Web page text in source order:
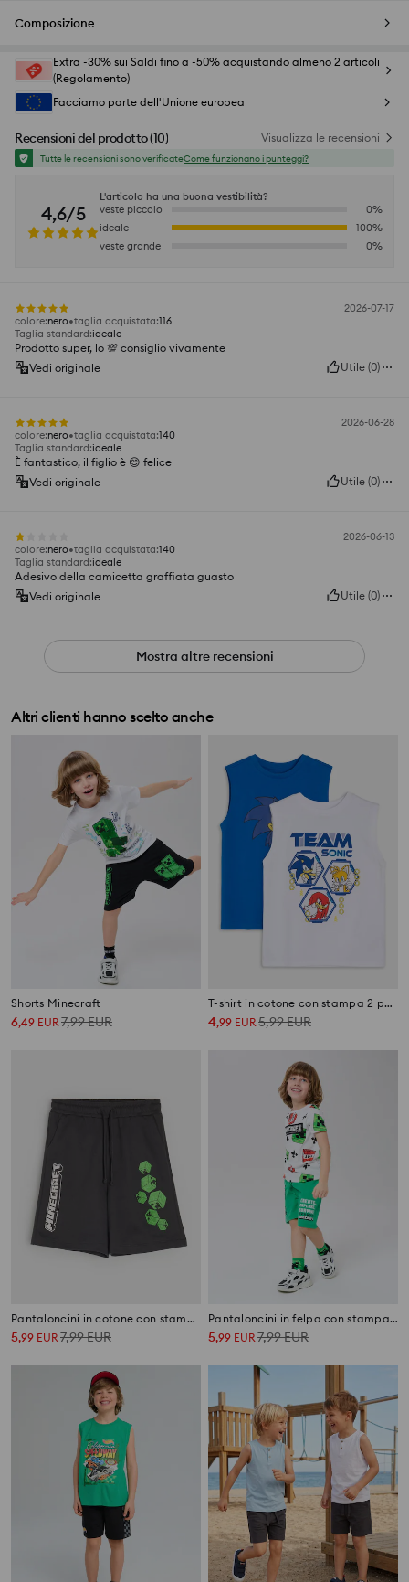
Composizione
Extra -30% sui Saldi fino a -50% acquistando almeno 2 articoli
(Regolamento)
Facciamo parte dell'Unione europea
Recensioni del prodotto(10) Visualizza le recensioni
Tutte le recensioni sono verificateCome funzionano i punteggi?
4,6/5
L'articolo ha una buona vestibilità?
veste piccolo
0%
ideale
100%
veste grande
0%
2026-07-17
colore:nero taglia acquistata:116
Taglia standard:ideale
Prodotto super, lo 💯 consiglio vivamente
Vedi originale
Utile (0)
2026-06-28
colore:nero taglia acquistata:140
Taglia standard:ideale
È fantastico, il figlio è 😊 felice
Vedi originale
Utile (0)
2026-06-13
colore:nero taglia acquistata:140
Taglia standard:ideale
Adesivo della camicetta graffiata guasto
Vedi originale
Utile (0)
Mostra altre recensioni
Altri clienti hanno scelto anche
Shorts Minecraft
6,49 EUR7,99EUR
T-shirt in cotone con stampa 2 pezzi Sonic the Hedgehog
4,99 EUR5,99EUR
Pantaloncini in cotone con stampa Minecraft
5,99 EUR 7,99EUR
Pantaloncini in felpa con stampa Minecraft
5,99 EUR 7,99EUR